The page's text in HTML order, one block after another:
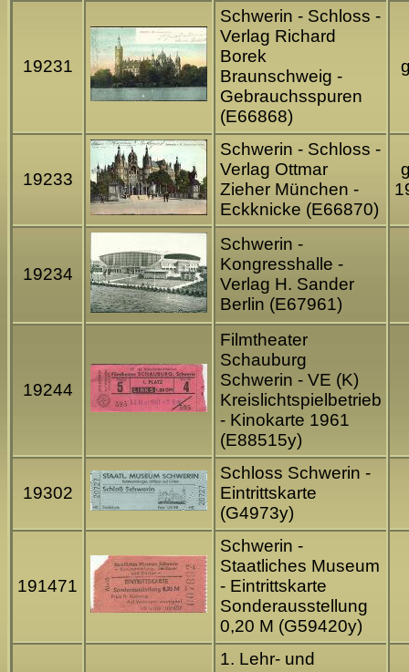
19231
Schwerin - Schloss -
Verlag Richard
Borek
Braunschweig -
Gebrauchsspuren
(E66868)
19233
Schwerin - Schloss -
Verlag Ottmar
Zieher München -
Eckknicke (E66870)
19234
Schwerin -
Kongresshalle -
Verlag H. Sander
Berlin (E67961)
19244
Filmtheater
Schauburg
Schwerin - VE (K)
Kreislichtspielbetrieb
- Kinokarte 1961
(E88515y)
19302
Schloss Schwerin -
Eintrittskarte
(G4973y)
191471
Schwerin -
Staatliches Museum
- Eintrittskarte
Sonderausstellung
0,20 M (G59420y)
1. Lehr- und